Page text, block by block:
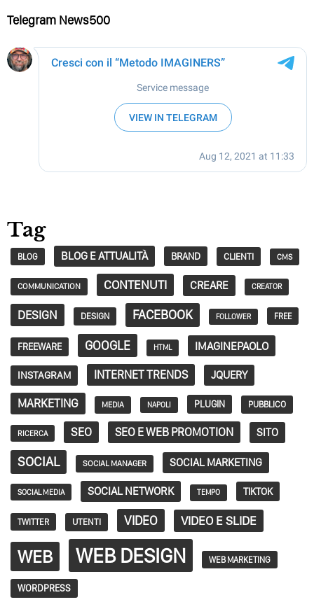
Telegram News500
Tag
BLOG BLOG E ATTUALITÀ BRAND CLIENTI CMS
COMMUNICATION CONTENUTI CREARE CREATOR
DESIGN DESIGN FACEBOOK FOLLOWER FREE
FREEWARE GOOGLE HTML IMAGINEPAOLO
INSTAGRAM INTERNET TRENDS JQUERY
MARKETING MEDIA NAPOLI PLUGIN PUBBLICO
RICERCA SEO SEO E WEB PROMOTION SITO
SOCIAL SOCIAL MANAGER SOCIAL MARKETING
SOCIAL MEDIA SOCIAL NETWORK TEMPO TIKTOK
TWITTER UTENTI VIDEO VIDEO E SLIDE
WEB WEB DESIGN WEB MARKETING
WORDPRESS